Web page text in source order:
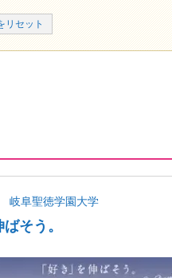
岐阜聖徳学園大学
そう。